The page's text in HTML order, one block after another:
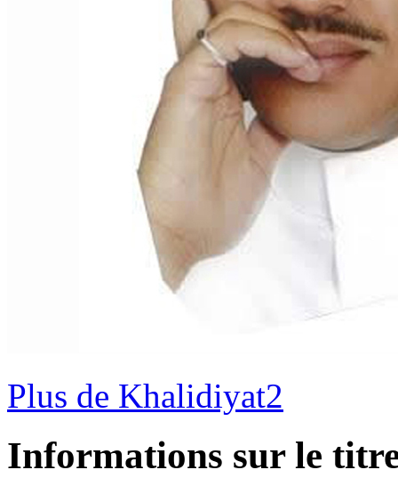
Plus de Khalidiyat2
Informations sur le